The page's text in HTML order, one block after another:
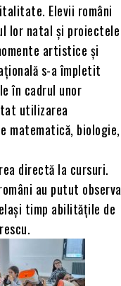
Elevii români
lor natal și proiectele
artistice și
s-a împletit
în cadrul unor
utilizarea
matematică, biologie,
directă la cursuri.
au putut observa
timp abilitățile de